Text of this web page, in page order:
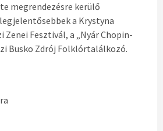
megrendezésre kerülő
a Krystyna
Fesztivál, a „Nyár Chopin-
Busko Zdrój Folklórtalálkozó.